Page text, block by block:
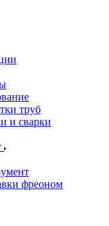
труб
и сварки
фреоном